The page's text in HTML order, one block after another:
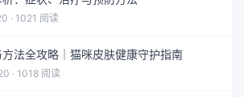
· 1021 阅读
法全攻略｜猫咪皮肤健康守护指南
· 1018 阅读